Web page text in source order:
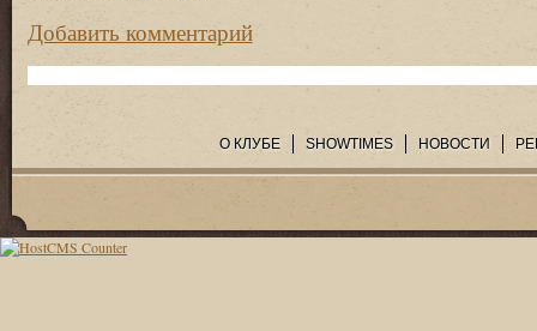
Добавить комментарий
О КЛУБЕ SHOWTIMES НОВОСТИ